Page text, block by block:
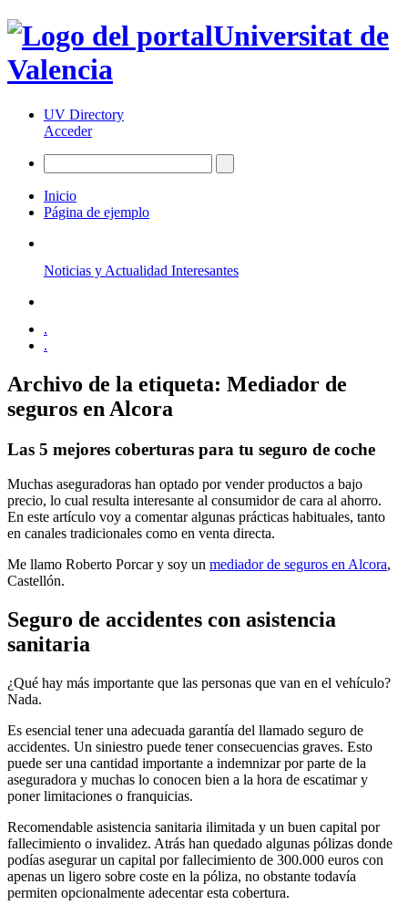
Universitat de
Valencia
UV Directory
Acceder
Inicio
Página de ejemplo
Noticias y Actualidad Interesantes
.
.
Archivo de la etiqueta: Mediador de
seguros en Alcora
Las 5 mejores coberturas para tu seguro de coche
Muchas aseguradoras han optado por vender productos a bajo
precio, lo cual resulta interesante al consumidor de cara al ahorro.
En este artículo voy a comentar algunas prácticas habituales, tanto
en canales tradicionales como en venta directa.
Me llamo Roberto Porcar y soy un mediador de seguros en Alcora,
Castellón.
Seguro de accidentes con asistencia
sanitaria
¿Qué hay más importante que las personas que van en el vehículo?
Nada.
Es esencial tener una adecuada garantía del llamado seguro de
accidentes. Un siniestro puede tener consecuencias graves. Esto
puede ser una cantidad importante a indemnizar por parte de la
aseguradora y muchas lo conocen bien a la hora de escatimar y
poner limitaciones o franquicias.
Recomendable asistencia sanitaria ilimitada y un buen capital por
fallecimiento o invalidez. Atrás han quedado algunas pólizas donde
podías asegurar un capital por fallecimiento de 300.000 euros con
apenas un ligero sobre coste en la póliza, no obstante todavía
permiten opcionalmente adecentar esta cobertura.